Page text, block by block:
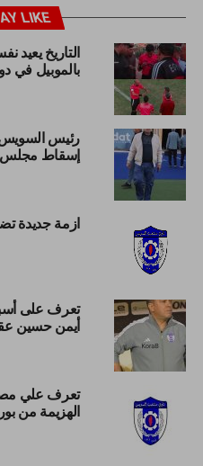
LIKE
التاريخ يعيد
بالموبيل في
رئيس السويس
إسقاط مجلس
ازمة جديدة
تعرف على
أيمن حسين
تعرف علي
الهزيمة من